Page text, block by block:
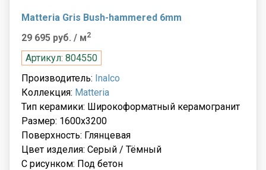
Matteria Gris Bush-hammered 6mm
29 695 руб. / м2
Артикул: 804550
Производитель: Inalco
Коллекция: Matteria
Тип керамики: Широкоформатный керамогранит
Размер: 1600x3200
Поверхность: Глянцевая
Цвет изделия: Серый / Тёмный
С рисунком: Под бетон